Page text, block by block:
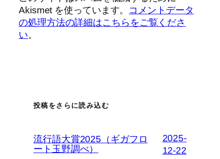
Akismet を使っています。
コメントデータ
の処理方法の詳細はこちらをご覧くださ
い。
投稿をさらに読み込む
流行語大賞2025（ギガフロ
ート玉野調べ）
2025-
12-22